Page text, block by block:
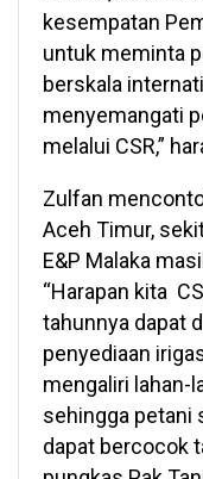
kesempatan
untuk meminta
berskala
menyemangati
melalui CSR,”
Zulfan
Aceh Timur,
E&P Malaka
“Harapan kita
tahunnya dapat
penyediaan
mengaliri lahan-
sehingga petani
dapat bercocok